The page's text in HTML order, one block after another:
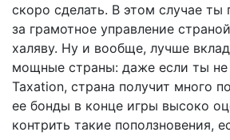
скоро сделать. В этом случае ты
за грамотное управление
халяву. Ну и вообще, лучше
мощные страны: даже если ты не
Taxation, страна получит много
ее бонды в конце игры высоко
контрить такие поползновения,